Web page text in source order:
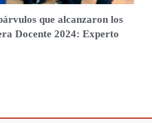
que alcanzaron los
Docente 2024: Experto